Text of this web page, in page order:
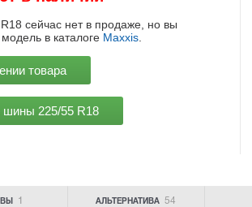
сейчас нет в продаже, но вы
в каталоге Maxxis.
товара
шины 225/55 R18
1 АЛЬТЕРНАТИВА 54